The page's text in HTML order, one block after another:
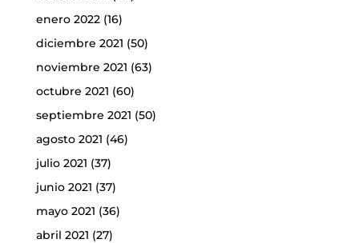
enero 2022(16)
diciembre 2021 (50)
noviembre 2021 (63)
octubre 2021 (60)
septiembre 2021 (50)
agosto 2021 (46)
julio 2021 (37)
junio 2021 (37)
mayo 2021 (36)
abril 2021 (27)